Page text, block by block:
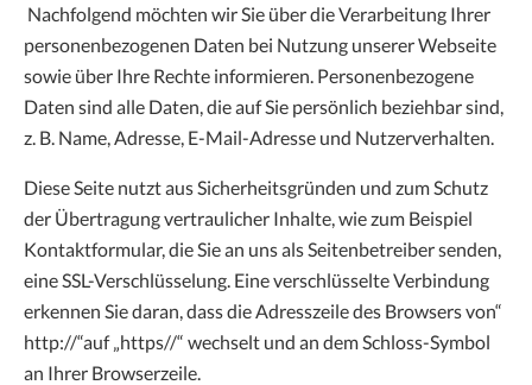
Nachfolgend möchten wir Sie über die Verarbeitung Ihrer
personenbezogenen Daten bei Nutzung unserer Webseite
sowie über Ihre Rechte informieren. Personenbezogene
Daten sind alle Daten, die auf Sie persönlich beziehbar sind,
z. B. Name, Adresse, E-Mail-Adresse und Nutzerverhalten.
Diese Seite nutzt aus Sicherheitsgründen und zum Schutz
der Übertragung vertraulicher Inhalte, wie zum Beispiel
Kontaktformular, die Sie an uns als Seitenbetreiber senden,
eine SSL-Verschlüsselung. Eine verschlüsselte Verbindung
erkennen Sie daran, dass die Adresszeile des Browsers von“
http://“auf „https//“ wechselt und an dem Schloss-Symbol
an Ihrer Browserzeile.
Zeilenabstand verkleinern
Graustufen
Großer Mauszeiger
Lesehilfe
Links unterstreichen
Animationen ausschalten
Hoher Kontrast